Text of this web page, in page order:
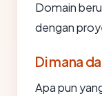
Domain
dengan
Di mana
Apa pun